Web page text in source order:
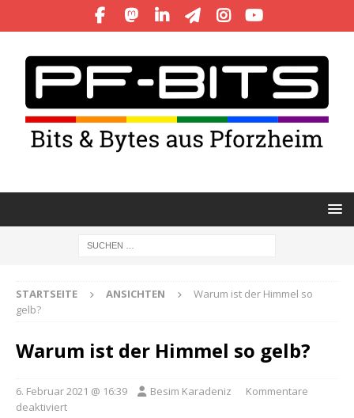
STARTSEITE ANSICHTEN
Warum ist der Himmel so
gelb?
Warum ist der Himmel so gelb?
6. Februar 2021 @ 16:39 Besim Karadeniz
Kommentare
deaktiviert